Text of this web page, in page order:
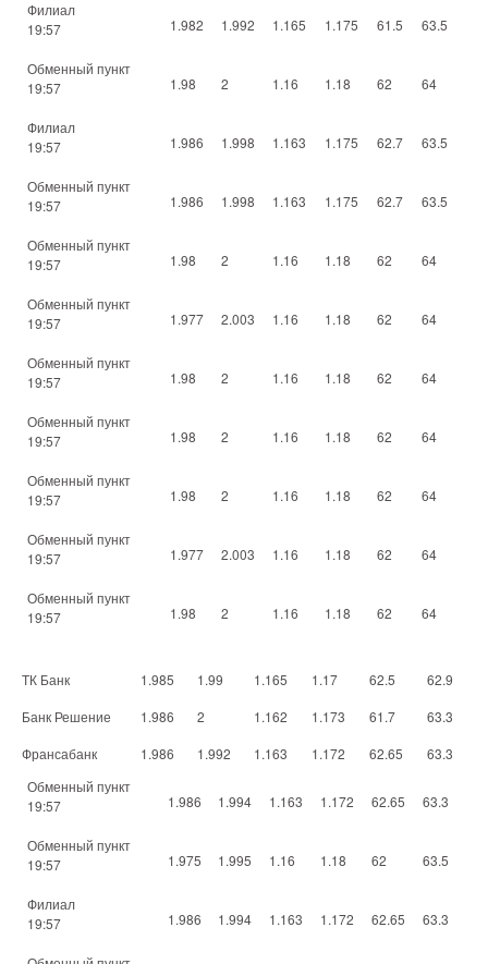
Филиал
19:57
1.982 1.992 1.165 1.175 61.5 63.5
Обменный пункт
19:57
1.98 2 1.16 1.18 62 64
Филиал
19:57
1.986 1.998 1.163 1.175 62.7 63.5
Обменный пункт
19:57
1.986 1.998 1.163 1.175 62.7 63.5
Обменный пункт
19:57
1.98 2 1.16 1.18 62 64
Обменный пункт
19:57
1.977 2.003 1.16 1.18 62 64
Обменный пункт
19:57
1.98 2 1.16 1.18 62 64
Обменный пункт
19:57
1.98 2 1.16 1.18 62 64
Обменный пункт
19:57
1.98 2 1.16 1.18 62 64
Обменный пункт
19:57
1.977 2.003 1.16 1.18 62 64
Обменный пункт
19:57
1.98 2 1.16 1.18 62 64
ТК Банк 1.985 1.99 1.165 1.17 62.5
62.9
Банк Решение
1.986 2 1.162 1.173 61.7
63.3
Франсабанк
1.986 1.992 1.163 1.172 62.65
63.3
Обменный пункт
19:57
1.986 1.994 1.163 1.172 62.65 63.3
Обменный пункт
19:57
1.975 1.995 1.16 1.18 62 63.5
Филиал
19:57
1.986 1.994 1.163 1.172 62.65 63.3